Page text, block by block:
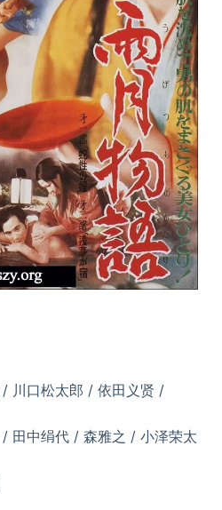
川口松太郎 / 依田义贤 /
田中绢代 / 森雅之 / 小泽荣太